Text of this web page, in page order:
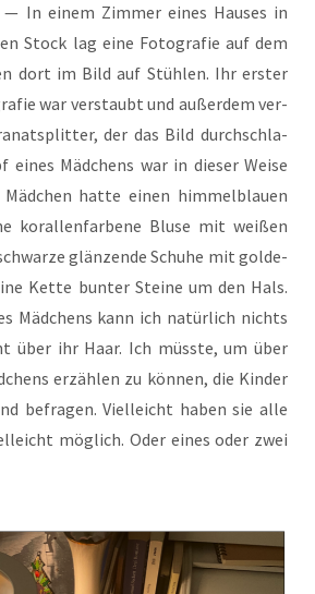
— In einem Zim­mer eines Hau­ses in
Stock lag eine Foto­gra­fie auf dem
dort im Bild auf Stüh­len. Ihr ers­ter
war ver­staubt und außer­dem ver­
der das Bild durch­schla­
eines Mäd­chens war in die­ser Wei­se
Mäd­chen hat­te einen him­mel­blau­en
koral­len­far­be­ne Blu­se mit wei­ßen
glän­zen­de Schu­he mit gol­de­
Ket­te bun­ter Stei­ne um den Hals.
Mäd­chens kann ich natür­lich nichts
über ihr Haar. Ich müss­te, um über
erzäh­len zu kön­nen, die Kin­der
befra­gen. Viel­leicht haben sie alle
mög­lich. Oder eines oder zwei